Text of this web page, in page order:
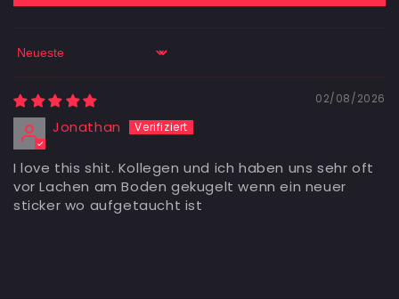
Sort by
02/08/2026
Jonathan
I love this shit. Kollegen und ich haben uns sehr oft
vor Lachen am Boden gekugelt wenn ein neuer
sticker wo aufgetaucht ist